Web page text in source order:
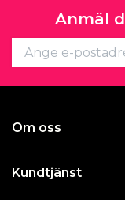
Anmäl
Om oss
Kundtjänst